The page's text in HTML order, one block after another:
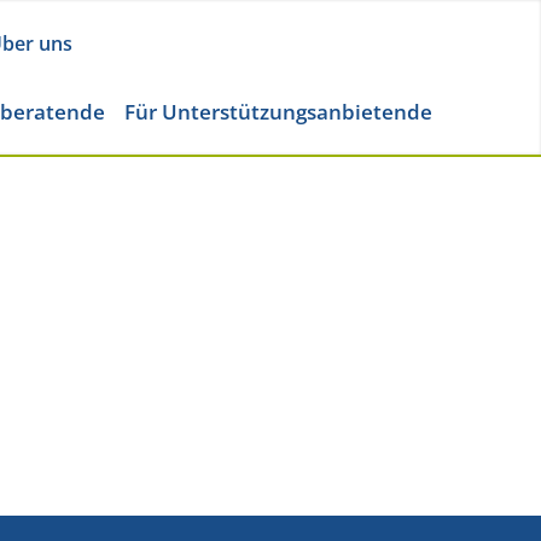
uns
Für Unterstützungsanbietende